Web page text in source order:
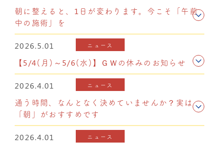
朝に整えると、1日が変わります。今こそ「午前
中の施術」を
2026.5.01 ニュース
【5/4(月)～5/6(水)】ＧＷの休みのお知らせ
2026.4.01 ニュース
通う時間、なんとなく決めていませんか？実は
「朝」がおすすめです
2026.4.01 ニュース